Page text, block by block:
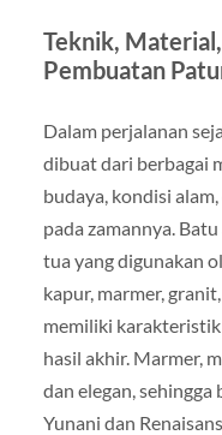
Teknik,
Pembuatan
Dalam perjalanan
dibuat dari berbagai
budaya, kondisi
pada zamannya.
tua yang digunakan
kapur, marmer,
memiliki
hasil akhir. Marmer,
dan elegan, sehingga
Yunani dan